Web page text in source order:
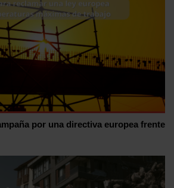
por una directiva europea frente